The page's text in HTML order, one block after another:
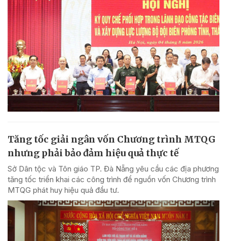
Tăng tốc giải ngân vốn Chương trình MTQG
nhưng phải bảo đảm hiệu quả thực tế
Sở Dân tộc và Tôn giáo TP. Đà Nẵng yêu cầu các địa phương
tăng tốc triển khai các công trình để nguồn vốn Chương trình
MTQG phát huy hiệu quả đầu tư.